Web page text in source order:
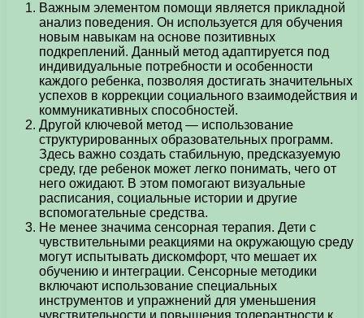
Важным элементом помощи является прикладной
анализ поведения. Он используется для обучения
новым навыкам на основе позитивных
подкреплений. Данный метод адаптируется под
индивидуальные потребности и особенности
каждого ребенка, позволяя достигать значительных
успехов в коррекции социального взаимодействия и
коммуникативных способностей.
Другой ключевой метод — использование
структурированных образовательных программ.
Здесь важно создать стабильную, предсказуемую
среду, где ребенок может легко понимать, чего от
него ожидают. В этом помогают визуальные
расписания, социальные истории и другие
вспомогательные средства.
Не менее значима сенсорная терапия. Дети с
чувствительными реакциями на окружающую среду
могут испытывать дискомфорт, что мешает их
обучению и интеграции. Сенсорные методики
включают использование специальных
инструментов и упражнений для уменьшения
чувствительности и повышения толерантности к